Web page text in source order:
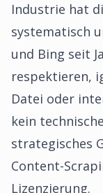
Industrie hat
systematisch
und Bing seit
respektieren,
Datei oder
kein
strategisches
Content-
Lizenzierung.